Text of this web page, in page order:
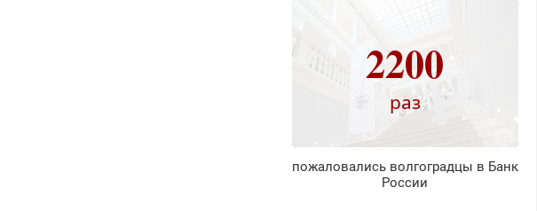
2200
раз
пожаловались волгоградцы в Банк
России